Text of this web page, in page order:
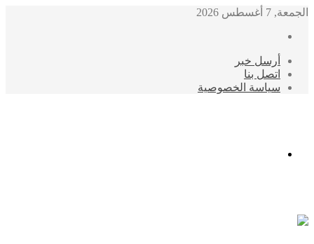
الجمعة, 7 أغسطس 2026
أرسل خبر
اتصل بنا
سياسة الخصوصية